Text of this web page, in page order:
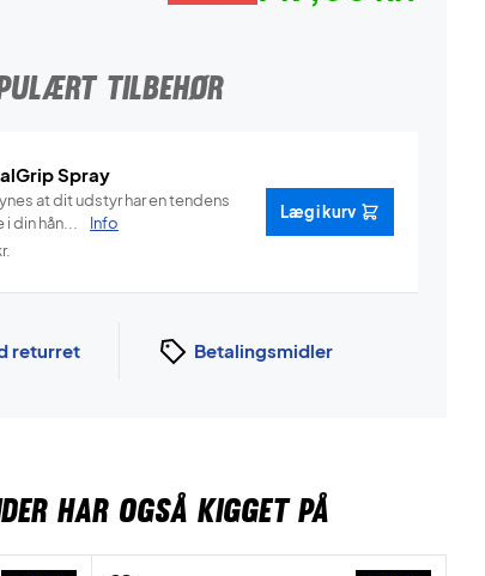
TILBEHØR
Spray
at dit udstyr har en tendens
din hån...
Info
Læg i kurv
returret Betalingsmidler
HAR OGSÅ KIGGET PÅ